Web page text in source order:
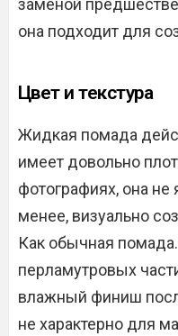
заменой
она подходит для
Цвет и текстура
Жидкая помада
имеет довольно
фотографиях, она не
менее, визуально
Как обычная
перламутровых
влажный финиш
не характерно для